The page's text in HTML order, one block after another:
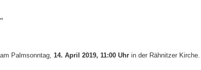
Palmsonntag, 14. April 2019, 11:00 Uhr in der Rähnitzer Kirche.